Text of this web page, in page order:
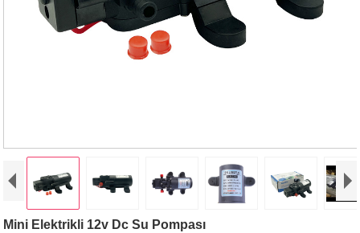
Mini Elektrikli 12v Dc Su Pompası